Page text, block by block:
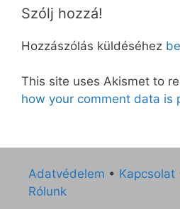
Szólj hozzá!
Hozzászólás küldéséhez
This site uses Akismet to
how your comment data is
Adatvédelem • Kapcsolat
Rólunk